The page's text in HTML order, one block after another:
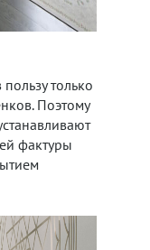
только
Поэтому
фактуры